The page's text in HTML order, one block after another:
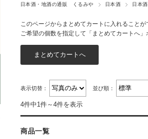
日本酒・地酒の通販 くるみや 日本酒 日本
このページからまとめてカートに入れることが
ご希望の個数を指定して「まとめてカートへ
表示切替： 並び順：
4件中1件～4件を表示
商品一覧